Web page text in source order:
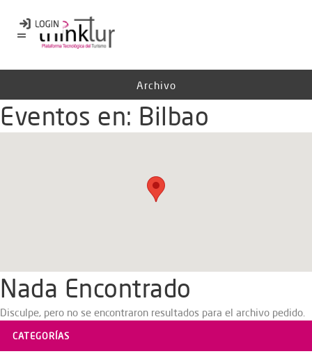
Archivo
Eventos en: Bilbao
Nada Encontrado
Disculpe, pero no se encontraron resultados para el archivo pedido.
CATEGORÍAS